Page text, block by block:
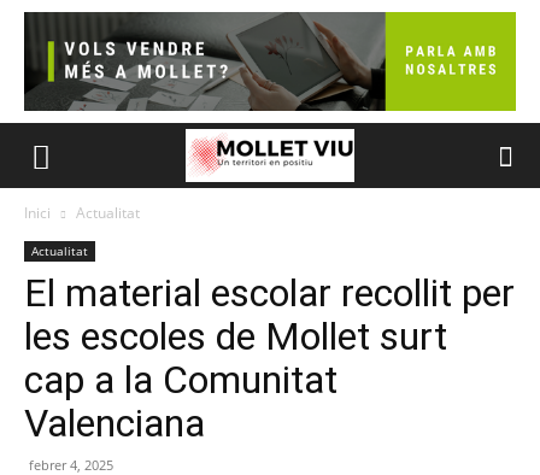
Inici Actualitat
Actualitat
El material escolar recollit per
les escoles de Mollet surt
cap a la Comunitat
Valenciana
febrer 4, 2025